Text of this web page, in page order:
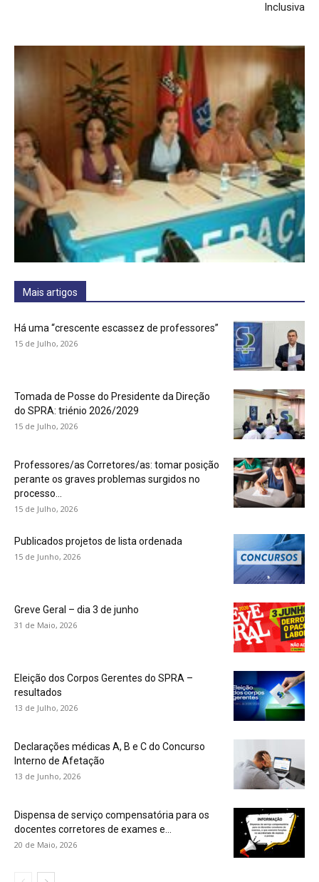
Inclusiva
Mais artigos
Há uma “crescente escassez de professores”
15 de Julho, 2026
Tomada de Posse do Presidente da Direção
do SPRA: triénio 2026/2029
15 de Julho, 2026
Professores/as Corretores/as: tomar posição
perante os graves problemas surgidos no
processo...
15 de Julho, 2026
Publicados projetos de lista ordenada
15 de Junho, 2026
Greve Geral – dia 3 de junho
31 de Maio, 2026
Eleição dos Corpos Gerentes do SPRA –
resultados
13 de Julho, 2026
Declarações médicas A, B e C do Concurso
Interno de Afetação
13 de Junho, 2026
Dispensa de serviço compensatória para os
docentes corretores de exames e...
20 de Maio, 2026